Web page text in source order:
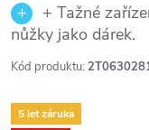
+ Tažné
nůžky jako dárek.
Kód produktu:
5 let záruka